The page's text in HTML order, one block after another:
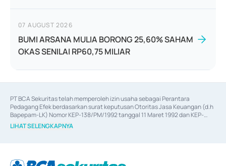
07 AUGUST 2026
BUMI ARSANA MULIA BORONG 25,60% SAHAM
OKAS SENILAI RP60,75 MILIAR
PT BCA Sekuritas telah memperoleh izin usaha sebagai Perantara
Pedagang Efek berdasarkan surat keputusan Otoritas Jasa Keuangan (d.h
Bapepam-LK) Nomor KEP-138/PM/1992 tanggal 11 Maret 1992 dan KEP-
06/D.04/2014 tanggal 28 Februari 2014, izin usaha sebagai Penjamin Emisi
Efek berdasarkan surat keputusan Otoritas Jasa Keuangan Nomor KEP-
berdasarkan surat keputusan Otoritas Jasa Keuangan Nomor S-
LIHAT SELENGKAPNYA